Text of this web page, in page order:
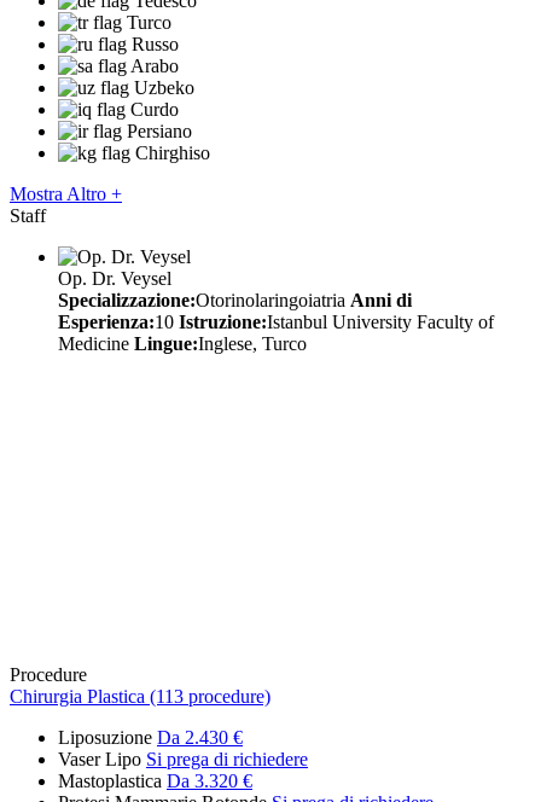
Turco
Russo
Arabo
Uzbeko
Curdo
Persiano
Chirghiso
Mostra Altro +
Staff
Op. Dr. Veysel
Specializzazione:Otorinolaringoiatria Anni di
Esperienza:10 Istruzione:Istanbul University Faculty of
Medicine Lingue:Inglese, Turco
Procedure
Chirurgia Plastica (113 procedure)
Liposuzione Da 2.430 €
Vaser Lipo Si prega di richiedere
Mastoplastica Da 3.320 €